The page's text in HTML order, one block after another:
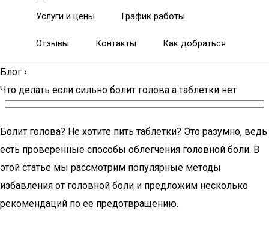
Услуги и цены График работы
Отзывы Контакты Как добраться
Блог ›
Что делать если сильно болит голова а таблетки нет
Болит голова? Не хотите пить таблетки? Это разумно, ведь
есть проверенные способы облегчения головной боли. В
этой статье мы рассмотрим популярные методы
избавления от головной боли и предложим несколько
рекомендаций по ее предотвращению.